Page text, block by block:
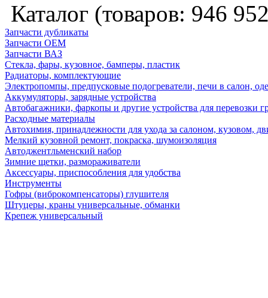
Каталог (товаров: 946
Запчасти дубликаты
Запчасти ОЕМ
Запчасти ВАЗ
Стекла, фары, кузовное, бамперы, пластик
Радиаторы, комплектующие
Электропомпы, предпусковые подогреватели, печи в салон,
Аккумуляторы, зарядные устройства
Автобагажники, фаркопы и другие устройства для перевозки
Расходные материалы
Автохимия, принадлежности для ухода за салоном, кузовом,
Мелкий кузовной ремонт, покраска, шумоизоляция
Автоджентльменский набор
Зимние щетки, размораживатели
Аксессуары, приспособления для удобства
Инструменты
Гофры (виброкомпенсаторы) глушителя
Штуцеры, краны универсальные, обманки
Крепеж универсальный